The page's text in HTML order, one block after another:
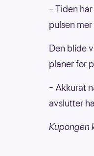
– Tiden
pulsen
Den blide
planer for
– Akkurat
avslutter
Kupongen